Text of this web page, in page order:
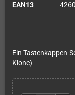
EAN13
Ein Tastenkappen-
Klone)